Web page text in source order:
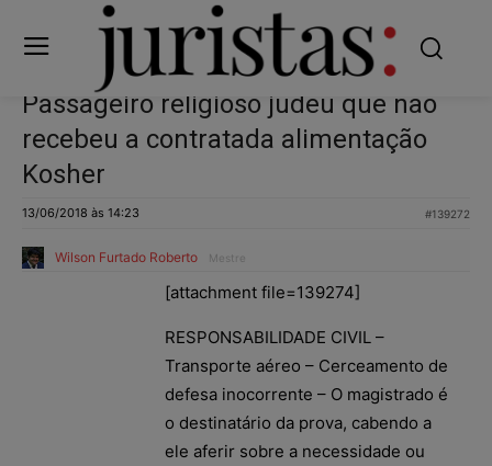
Passageiro religioso judeu que não
recebeu a contratada alimentação
Kosher
13/06/2018 às 14:23 #139272
Wilson Furtado Roberto Mestre
[attachment file=139274]
RESPONSABILIDADE CIVIL –
Transporte aéreo – Cerceamento de
defesa inocorrente – O magistrado é
o destinatário da prova, cabendo a
ele aferir sobre a necessidade ou